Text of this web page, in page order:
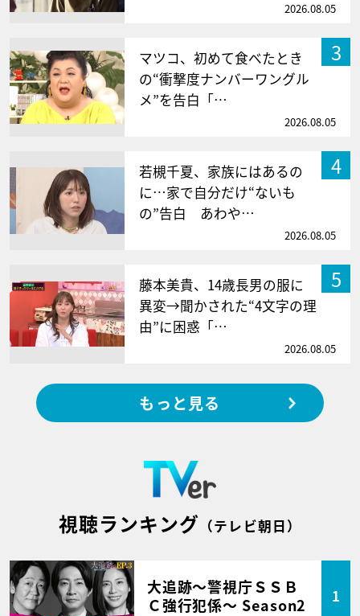
2026.08.05
3
マツコ、初めて食べたとき
の“衝撃度ナンバーワングル
メ”を告白「…
2026.08.05
4
若槻千夏、家族にはあるの
に…家で自分だけ“ないも
の”告白 あわや…
2026.08.05
5
藤本美貴、14歳長男の服に
異変→聞かされた“4文字の理
由”に困惑「…
2026.08.05
もっと見る
視聴ランキング （テレビ朝日）
大追跡～警視庁ＳＳＢ
Ｃ強行犯係～ Season2
1